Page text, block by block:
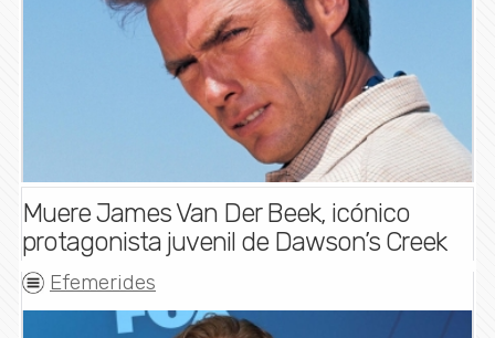
Muere James Van Der Beek, icónico
protagonista juvenil de Dawson’s Creek
Efemerides